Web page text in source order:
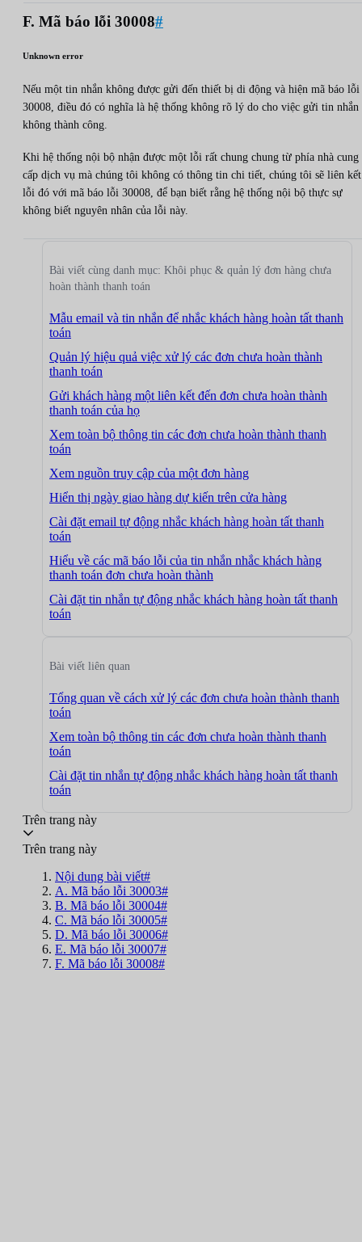
F. Mã báo lỗi 30008#
Unknown error
Nếu một tin nhắn không được gửi đến thiết bị di động và hiện mã báo lỗi
30008, điều đó có nghĩa là hệ thống không rõ lý do cho việc gửi tin nhắn
không thành công.
Khi hệ thống nội bộ nhận được một lỗi rất chung chung từ phía nhà cung
cấp dịch vụ mà chúng tôi không có thông tin chi tiết, chúng tôi sẽ liên kết
lỗi đó với mã báo lỗi 30008, để bạn biết rằng hệ thống nội bộ thực sự
không biết nguyên nhân của lỗi này.
Bài viết cùng danh mục: Khôi phục & quản lý đơn hàng chưa
hoàn thành thanh toán
Mẫu email và tin nhắn để nhắc khách hàng hoàn tất thanh
toán
Quản lý hiệu quả việc xử lý các đơn chưa hoàn thành
thanh toán
Gửi khách hàng một liên kết đến đơn chưa hoàn thành
thanh toán của họ
Xem toàn bộ thông tin các đơn chưa hoàn thành thanh
toán
Xem nguồn truy cập của một đơn hàng
Hiển thị ngày giao hàng dự kiến trên cửa hàng
Cài đặt email tự động nhắc khách hàng hoàn tất thanh
toán
Hiểu về các mã báo lỗi của tin nhắn nhắc khách hàng
thanh toán đơn chưa hoàn thành
Cài đặt tin nhắn tự động nhắc khách hàng hoàn tất thanh
toán
Bài viết liên quan
Tổng quan về cách xử lý các đơn chưa hoàn thành thanh
toán
Xem toàn bộ thông tin các đơn chưa hoàn thành thanh
toán
Cài đặt tin nhắn tự động nhắc khách hàng hoàn tất thanh
toán
Trên trang này
Trên trang này
Nội dung bài viết#
A. Mã báo lỗi 30003#
B. Mã báo lỗi 30004#
C. Mã báo lỗi 30005#
D. Mã báo lỗi 30006#
E. Mã báo lỗi 30007#
F. Mã báo lỗi 30008#